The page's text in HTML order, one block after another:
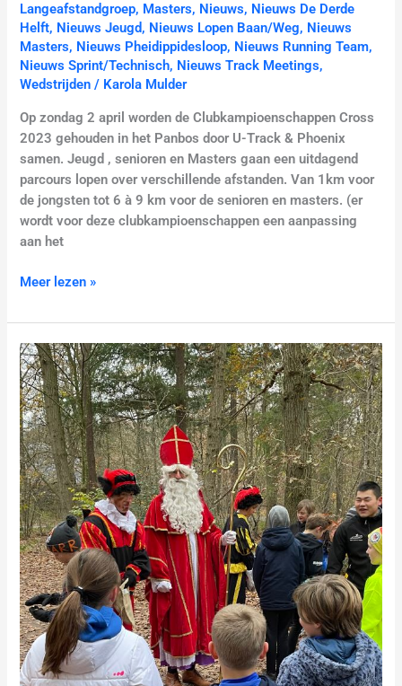
Langeafstandgroep, Masters, Nieuws, Nieuws De Derde
Helft, Nieuws Jeugd, Nieuws Lopen Baan/Weg, Nieuws
Masters, Nieuws Pheidippidesloop, Nieuws Running Team,
Nieuws Sprint/Technisch, Nieuws Track Meetings,
Wedstrijden / Karola Mulder
Op zondag 2 april worden de Clubkampioenschappen Cross
2023 gehouden in het Panbos door U-Track & Phoenix
samen. Jeugd , senioren en Masters gaan een uitdagend
parcours lopen over verschillende afstanden. Van 1km voor
de jongsten tot 6 à 9 km voor de senioren en masters. (er
wordt voor deze clubkampioenschappen een aanpassing
aan het
Meer lezen »
Geslaagde
Sinterklaascross